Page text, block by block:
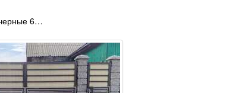
6…